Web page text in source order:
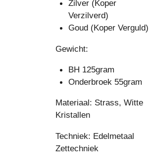
Zilver (Koper
Verzilverd)
Goud (Koper Verguld)
Gewicht:
BH 125gram
Onderbroek 55gram
Materiaal: Strass, Witte
Kristallen
Techniek: Edelmetaal
Zettechniek